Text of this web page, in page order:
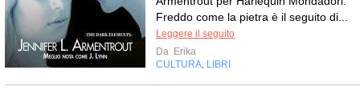
Freddo come la pietra è il seguito di...
Leggere il seguito
Da Erika
CULTURA, LIBRI